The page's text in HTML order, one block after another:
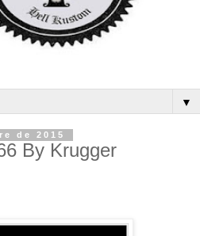
▼
de 2015
By Krugger